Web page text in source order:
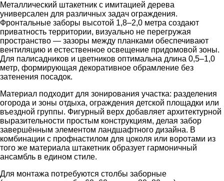
Металлический штакетник с имитацией дерева
универсален для различных задач ограждения.
Фронтальные заборы высотой 1,8–2,0 метра создают
приватность территории, визуально не перегружая
пространство — зазоры между планками обеспечивают
вентиляцию и естественное освещение придомовой зоны.
Для палисадников и цветников оптимальна длина 0,5–1,0
метр, формирующая декоративное обрамление без
затенения посадок.
Материал подходит для зонирования участка: разделения
огорода и зоны отдыха, ограждения детской площадки или
въездной группы. Фигурный верх добавляет архитектурной
выразительности простым конструкциям, делая забор
завершённым элементом ландшафтного дизайна. В
комбинации с профнастилом для цоколя или воротами из
того же материала штакетник образует гармоничный
ансамбль в едином стиле.
Для монтажа потребуются столбы заборные